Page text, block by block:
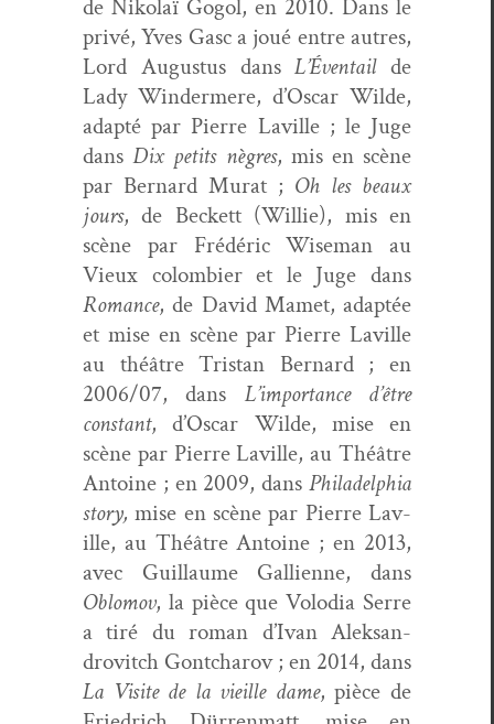
de Niko­laï Gogol, en 2010. Dans le
privé, Yves Gasc a joué entre autres,
Lord Augus­tus dansL’Éventailde
Lady Win­der­mere, d’Oscar Wilde,
adap­té par Pierre Lav­ille ; le Juge
dans Dix petits nègres, mis en scène
par Bernard Murat ; Oh les beaux
jours, de Beck­ett (Willie), mis en
scène par Frédéric Wise­man au
Vieux colom­bier et le Juge dans
Romance, de David Mamet, adap­tée
et mise en scène par Pierre Lav­ille
au théâtre Tris­tan Bernard ; en
2006/07, dans L’importance d’être
con­stant, d’Oscar Wilde, mise en
scène par Pierre Lav­ille, au Théâtre
Antoine ; en 2009, dans Philadel­phia
sto­ry, mise en scène par Pierre Lav­
ille, au Théâtre Antoine ; en 2013,
avec Guil­laume Gal­li­enne, dans
Oblo­mov, la pièce que Volo­dia Serre
a tiré du roman d’I­van Alek­san­
drovitch Gontcharov ; en 2014, dans
La Vis­ite de la vieille dame, pièce de